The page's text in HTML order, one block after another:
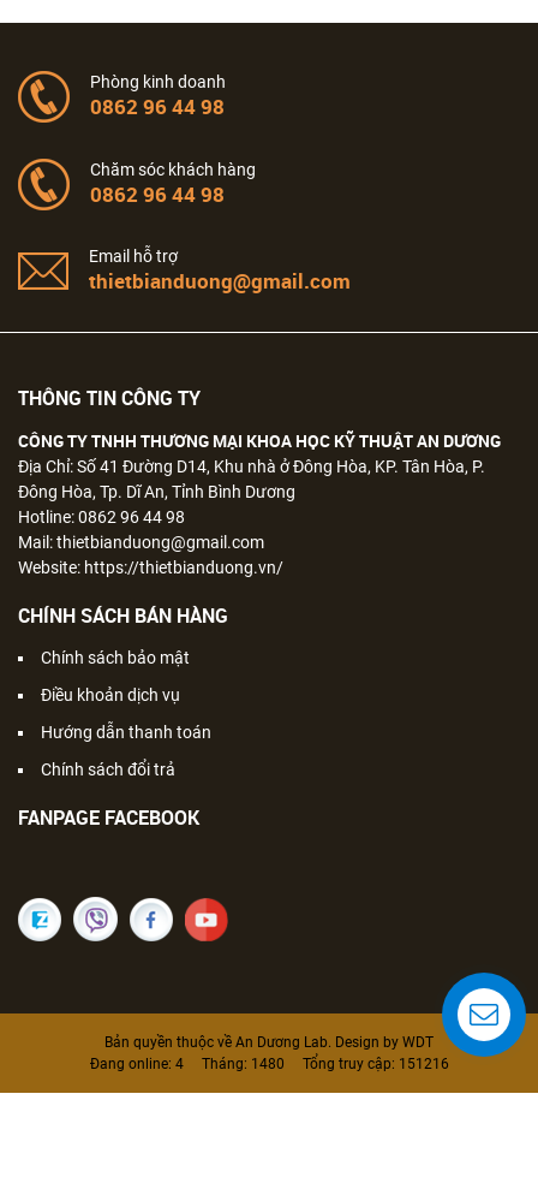
Phòng kinh doanh
0862 96 44 98
Chăm sóc khách hàng
0862 96 44 98
Email hỗ trợ
thietbianduong@gmail.com
THÔNG TIN CÔNG TY
CÔNG TY TNHH THƯƠNG MẠI KHOA HỌC KỸ THUẬT AN DƯƠNG
Địa Chỉ: Số 41 Đường D14, Khu nhà ở Đông Hòa, KP. Tân Hòa, P.
Đông Hòa, Tp. Dĩ An, Tỉnh Bình Dương
Hotline: 0862 96 44 98
Mail: thietbianduong@gmail.com
Website: https://thietbianduong.vn/
CHÍNH SÁCH BÁN HÀNG
Chính sách bảo mật
Điều khoản dịch vụ
Hướng dẫn thanh toán
Chính sách đổi trả
FANPAGE FACEBOOK
Bản quyền thuộc về An Dương Lab. Design by WDT
Đang online: 4Tháng: 1480 Tổng truy cập: 151216